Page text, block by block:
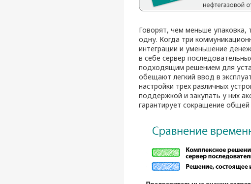
Говорят, чем меньше
одну. Когда три
интеграции и уменьшение
в себе сервер
подходящим решением для
обещают легкий ввод в
настройки трех различных
поддержкой и закупать у них
гарантирует сокращение